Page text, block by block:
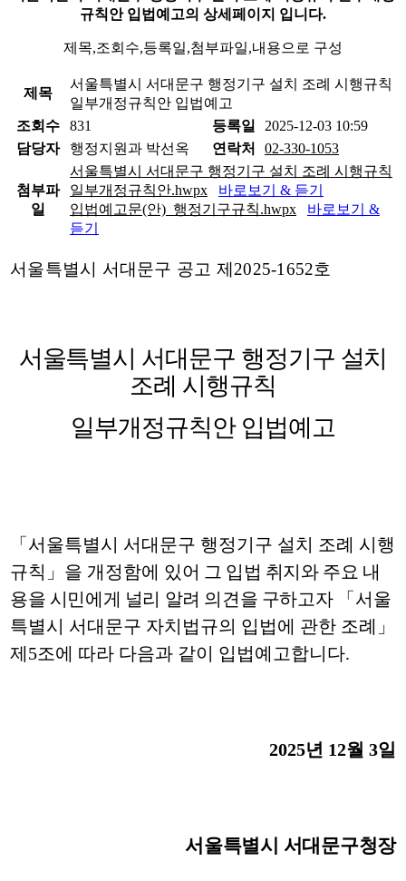
규칙안 입법예고의 상세페이지 입니다.
제목,조회수,등록일,첨부파일,내용으로 구성
제목
서울특별시 서대문구 행정기구 설치 조례 시행규칙
일부개정규칙안 입법예고
조회수
831 등록일
2025-12-03 10:59
담당자
행정지원과 박선옥 연락처 02-330-1053
첨부파
일
서울특별시 서대문구 행정기구 설치 조례 시행규칙
일부개정규칙안.hwpx
바로보기 & 듣기
입법예고문(안)_행정기구규칙.hwpx
바로보기 &
듣기
서울특별시 서대문구 공고 제2025-1652호
서울특별시 서대문구 행정기구 설치
조례 시행규칙
일부개정규칙안 입법예고
「 서울특별시 서대문구 행정기구 설치 조례 시행
규칙 」 을 개정함에 있어 그 입법 취지와 주요 내
용을 시민에게 널리 알려 의견을 구하고자
「 서울
특별시 서대문구 자치법규의 입법에 관한 조례 」
제 5조에 따라 다음과 같이 입법예고합니다.
2025년 12월 3일
서울특별시 서대문구청장